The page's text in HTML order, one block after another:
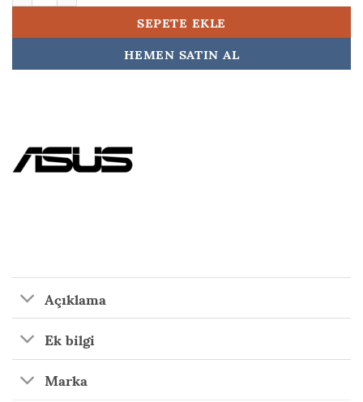
SEPETE EKLE
HEMEN SATIN AL
Açıklama
Ek bilgi
Marka